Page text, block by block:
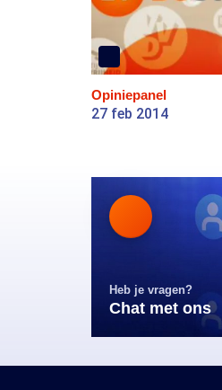
Opiniepanel
27 feb 2014
Heb je vragen?
Chat met ons